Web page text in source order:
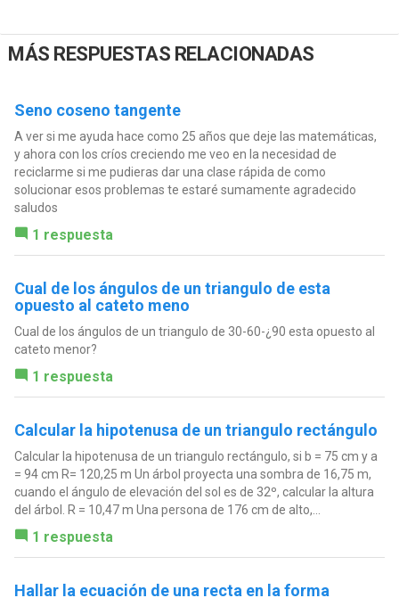
MÁS RESPUESTAS RELACIONADAS
Seno coseno tangente
A ver si me ayuda hace como 25 años que deje las matemáticas,
y ahora con los críos creciendo me veo en la necesidad de
reciclarme si me pudieras dar una clase rápida de como
solucionar esos problemas te estaré sumamente agradecido
saludos
1 respuesta
Cual de los ángulos de un triangulo de esta
opuesto al cateto meno
Cual de los ángulos de un triangulo de 30-60-¿90 esta opuesto al
cateto menor?
1 respuesta
Calcular la hipotenusa de un triangulo rectángulo
Calcular la hipotenusa de un triangulo rectángulo, si b = 75 cm y a
= 94 cm R= 120,25 m Un árbol proyecta una sombra de 16,75 m,
cuando el ángulo de elevación del sol es de 32º, calcular la altura
del árbol. R = 10,47 m Una persona de 176 cm de alto,...
1 respuesta
Hallar la ecuación de una recta en la forma